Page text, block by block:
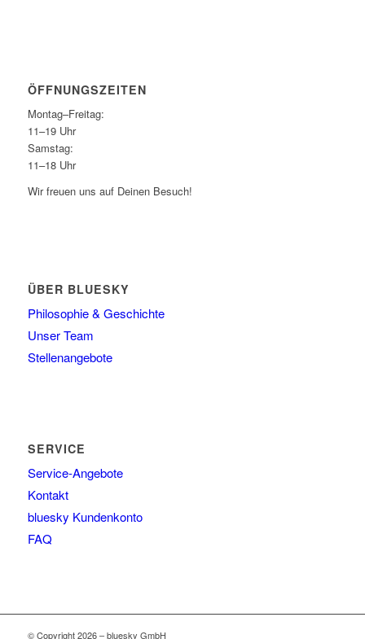
ÖFFNUNGS­ZEITEN
Montag–Freitag:
11–19 Uhr
Samstag:
11–18 Uhr
Wir freuen uns auf Deinen Besuch!
ÜBER BLUESKY
Philosophie & Geschichte
Unser Team
Stellenangebote
SERVICE
Service-Angebote
Kontakt
bluesky Kundenkonto
FAQ
© Copyright 2026 – bluesky GmbH